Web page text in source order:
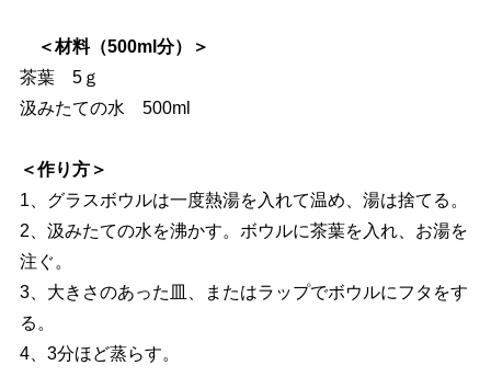
＜材料（500ml分）＞
茶葉 5ｇ
汲みたての水 500ml
＜作り方＞
1、グラスボウルは一度熱湯を入れて温め、湯は捨てる。
2、汲みたての水を沸かす。ボウルに茶葉を入れ、お湯を
注ぐ。
3、大きさのあった皿、またはラップでボウルにフタをす
る。
4、3分ほど蒸らす。